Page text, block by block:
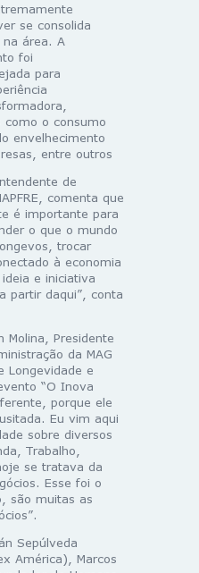
se consolida
área. A
foi
para
como o consumo
envelhecimento
entre outros
de
comenta que
é importante para
o que o mundo
trocar
à economia
e iniciativa
partir daqui”, conta
Molina, Presidente
da MAG
Longevidade e
“O Inova
porque ele
Eu vim aqui
sobre diversos
Trabalho,
se tratava da
Esse foi o
são muitas as
Sepúlveda
América), Marcos